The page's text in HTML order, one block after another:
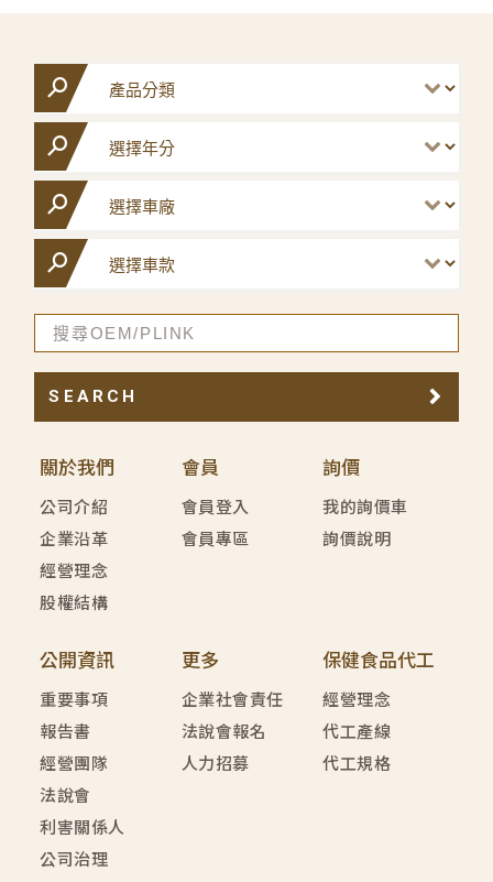
關於我們
公司介紹
企業沿革
經營理念
股權結構
會員
會員登入
會員專區
詢價
我的詢價車
詢價說明
公開資訊
重要事項
報告書
經營團隊
法說會
利害關係人
公司治理
更多
企業社會責任
法說會報名
人力招募
保健食品代工
經營理念
代工產線
代工規格
SEARCH